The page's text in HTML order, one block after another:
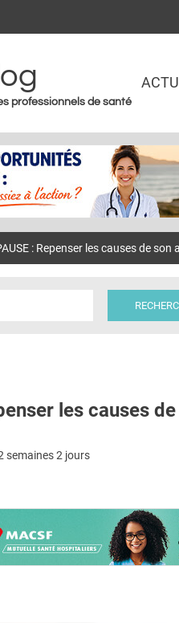
professionnels de santé
: Repenser les causes de
les causes
semaines 2 jours